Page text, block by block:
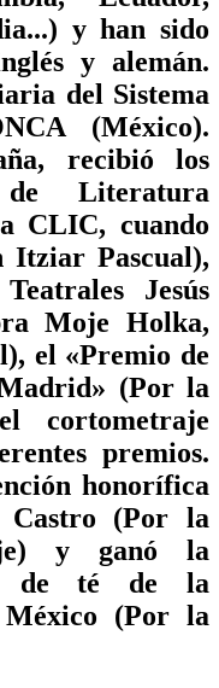
y han sido
y alemán.
del Sistema
(México).
recibió los
Literatura
CLIC, cuando
Itziar Pascual),
Jesús
Moje Holka,
el «Premio de
(Por la
cortometraje
premios.
honorífica
Castro (Por la
y ganó la
de té de la
México (Por la